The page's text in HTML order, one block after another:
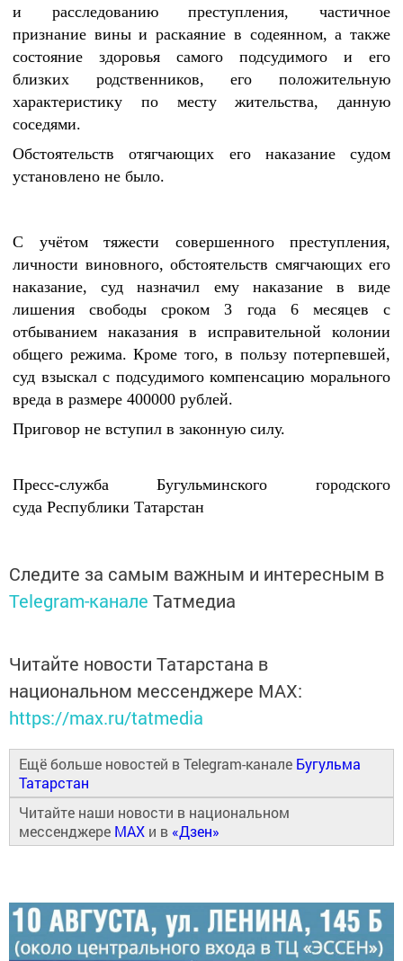
и расследованию преступления, частичное
признание вины и раскаяние в содеянном, а также
состояние здоровья самого подсудимого и его
близких родственников, его положительную
характеристику по месту жительства, данную
соседями.
Обстоятельств отягчающих его наказание судом
установлено не было.
С учётом тяжести совершенного преступления,
личности виновного, обстоятельств смягчающих его
наказание, суд назначил ему наказание в виде
лишения свободы сроком 3 года 6 месяцев с
отбыванием наказания в исправительной колонии
общего режима. Кроме того, в пользу потерпевшей,
суд взыскал с подсудимого компенсацию морального
вреда в размере 400000 рублей.
Приговор не вступил в законную силу.
Пресс-службаБугульминского городского
суда Республики Татарстан
Следите за самым важным и интересным в
Telegram-канале Татмедиа
Читайте новости Татарстана в
национальном мессенджере MАХ:
https://max.ru/tatmedia
Ещё больше новостей в Telegram-канале Бугульма
Татарстан
Читайте наши новости в национальном
мессенджере MAX и в «Дзен»